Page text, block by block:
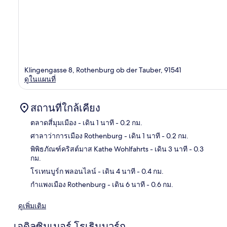
Klingengasse 8, Rothenburg ob der Tauber, 91541
ดูในแผนที่
สถานที่ใกล้เคียง
ตลาดสี่มุมเมือง - เดิน 1 นาที- 0.2 กม.
ศาลาว่าการเมือง Rothenburg - เดิน 1 นาที- 0.2 กม.
พิพิธภัณฑ์คริสต์มาส Kathe Wohlfahrts- เดิน 3 นาที- 0.3
กม.
โรเทนบูร์ก พลอนไลน์- เดิน 4 นาที- 0.4 กม.
กำแพงเมือง Rothenburg - เดิน 6 นาที- 0.6 กม.
ดูเพิ่มเติม